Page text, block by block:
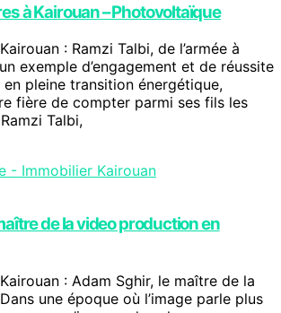
à Kairouan – Photovoltaïque
: Ramzi Talbi, de l’armée à
exemple d’engagement et de réussite
en pleine transition énergétique,
fière de compter parmi ses fils les
Talbi,
de la video production en
: Adam Sghir, le maître de la
une époque où l’image parle plus